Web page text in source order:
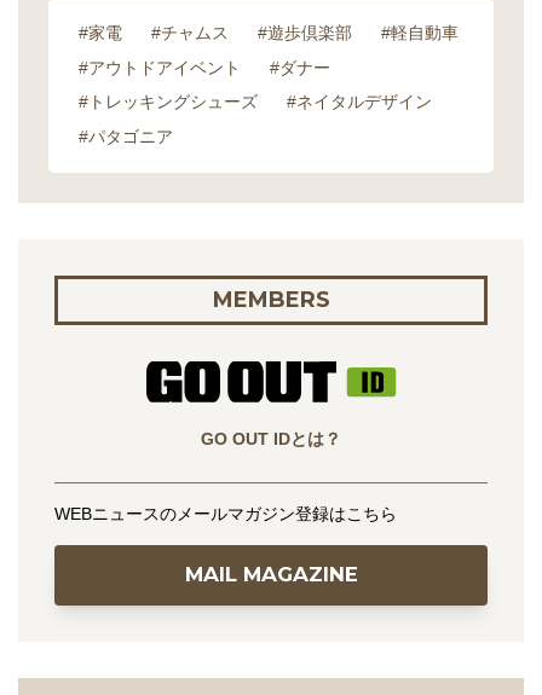
#家電 #チャムス #遊歩倶楽部
#軽自動車
#アウトドアイベント
#ダナー
#トレッキングシューズ
#ネイタルデザイン
#パタゴニア
MEMBERS
GO OUT IDとは？
WEBニュースのメールマガジン登録はこちら
MAIL MAGAZINE